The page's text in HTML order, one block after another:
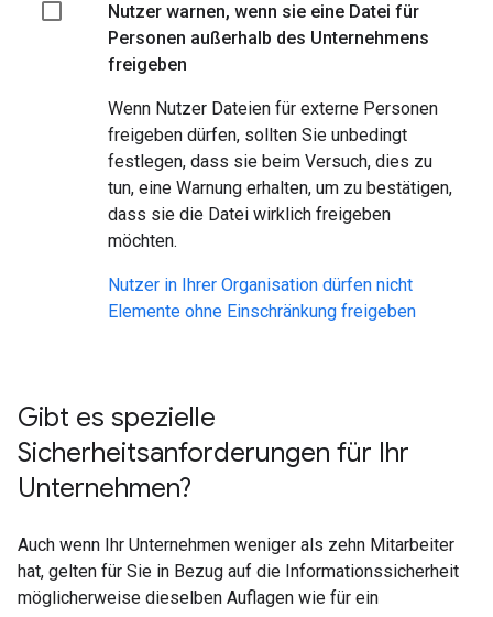
Nutzer warnen, wenn sie eine Datei für
Personen außerhalb des Unternehmens
freigeben
Wenn Nutzer Dateien für externe Personen
freigeben dürfen, sollten Sie unbedingt
festlegen, dass sie beim Versuch, dies zu
tun, eine Warnung erhalten, um zu bestätigen,
dass sie die Datei wirklich freigeben
möchten.
Nutzer in Ihrer Organisation dürfen nicht
Elemente ohne Einschränkung freigeben
Gibt es spezielle
Sicherheitsanforderungen für Ihr
Unternehmen?
Auch wenn Ihr Unternehmen weniger als zehn Mitarbeiter
hat, gelten für Sie in Bezug auf die Informationssicherheit
möglicherweise dieselben Auflagen wie für ein